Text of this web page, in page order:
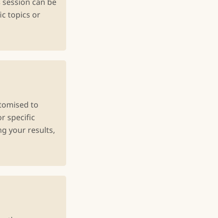
topics or
to
specific
your results,